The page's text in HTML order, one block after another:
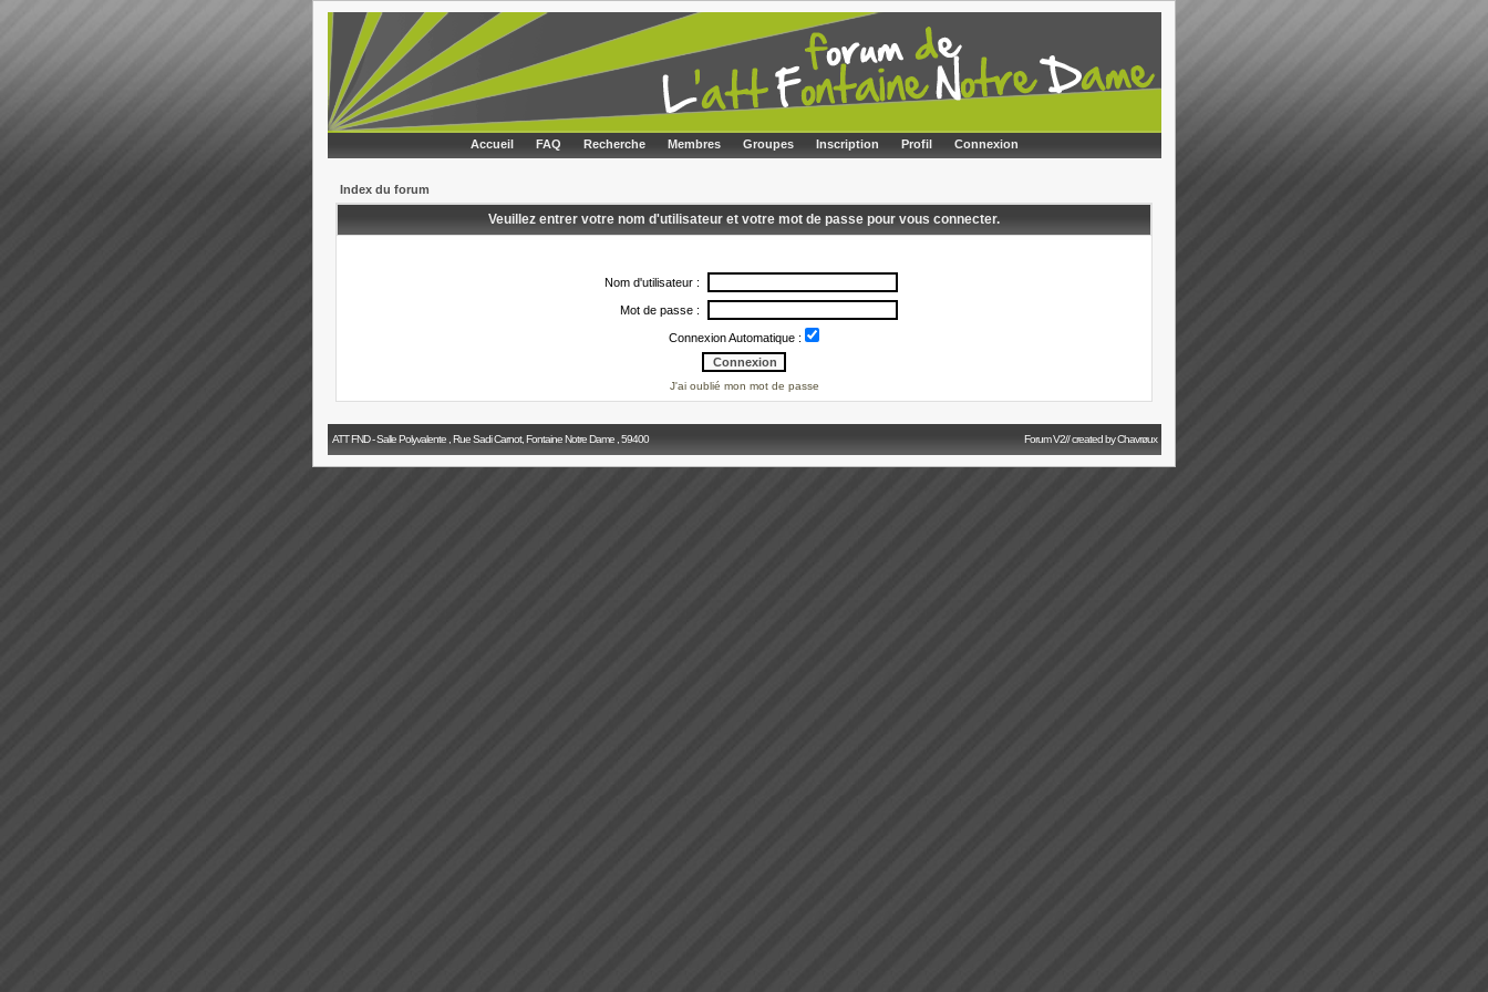
Accueil FAQ Recherche Membres Groupes Inscription Profil Connexion
Index du forum
Veuillez entrer votre nom d'utilisateur et votre mot de passe pour vous connecter.
Nom d'utilisateur :
Mot de passe :
Connexion Automatique :
J'ai oublié mon mot de passe
ATT FND - Salle Polyvalente , Rue Sadi Carnot, Fontaine Notre Dame , 59400 Forum V2// created by Chavrøux